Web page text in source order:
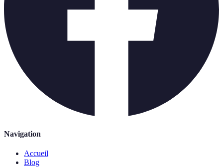
Navigation
Accueil
Blog